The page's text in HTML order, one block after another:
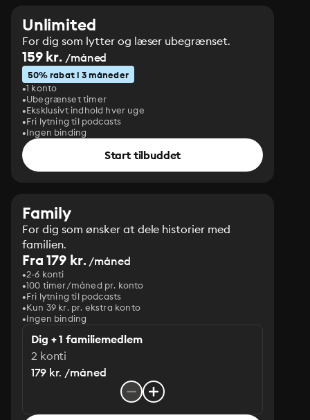
Unlimited
For dig som lytter og læser ubegrænset.
159 kr. /måned
50% rabat i 3 måneder
1 konto
Ubegrænset timer
Eksklusivt indhold hver uge
Fri lytning til podcasts
Ingen binding
Start tilbuddet
Family
For dig som ønsker at dele historier med
familien.
Fra 179 kr./måned
2-6 konti
100 timer/måned pr. konto
Fri lytning til podcasts
Kun 39 kr. pr. ekstra konto
Ingen binding
Dig + 1 familiemedlem
2 konti
179 kr. /måned